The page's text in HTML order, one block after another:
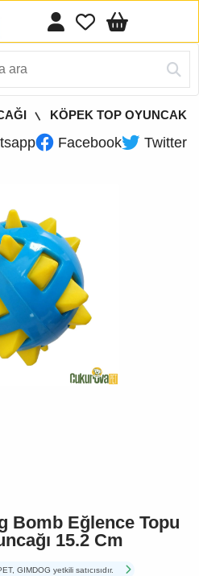
KÖPEK TOP OYUNCAK
Facebook Twitter
Bomb Eğlence Topu
15.2 Cm
GIMDOG yetkili satıcısıdır.